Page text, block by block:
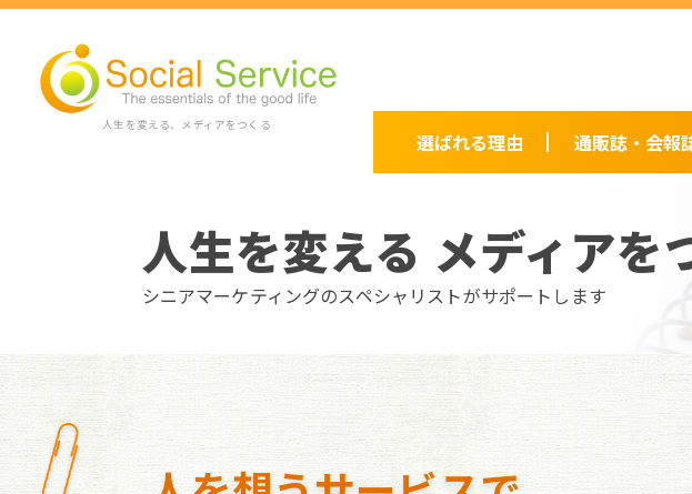
人生を変える、メディアをつくる
選ばれる理由 通販誌・会報
人生を変える メディアを
シニアマーケティングのスペシャリストがサポートします